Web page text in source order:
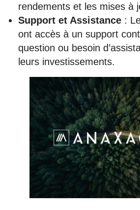
rendements et les mises à
Support et Assistance :
ont accès à un support
question ou besoin
leurs investissements.